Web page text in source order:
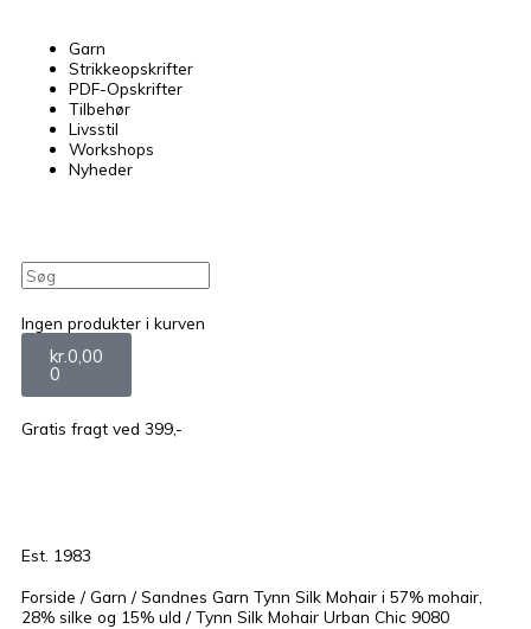
Garn
Strikkeopskrifter
PDF-Opskrifter
Tilbehør
Livsstil
Workshops
Nyheder
Søg
Ingen produkter i kurven
kr.0,00
0
Kurv
Gratis fragt ved 399,-
Est. 1983
Forside / Garn / Sandnes Garn Tynn Silk Mohair i 57% mohair,
28% silke og 15% uld / Tynn Silk Mohair Urban Chic 9080